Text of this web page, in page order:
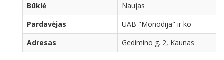
Būklė
Naujas
Pardavėjas
UAB "Monodija" ir ko
Adresas
Gedimino g. 2, Kaunas